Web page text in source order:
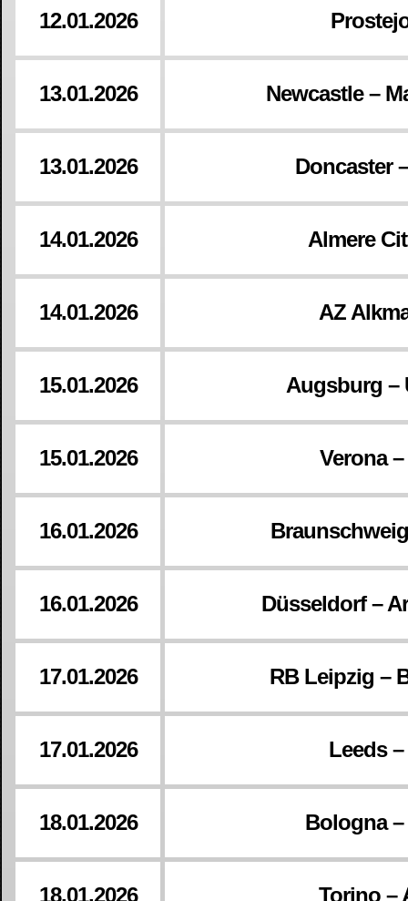
12.01.2026
13.01.2026 Newcastle –
13.01.2026 Doncaster
14.01.2026 Almere
14.01.2026 AZ
15.01.2026 Augsburg –
15.01.2026 Verona
16.01.2026
16.01.2026 Düsseldorf –
17.01.2026 RB Leipzig –
17.01.2026 Leeds
18.01.2026 Bologna
18.01.2026 Torino –